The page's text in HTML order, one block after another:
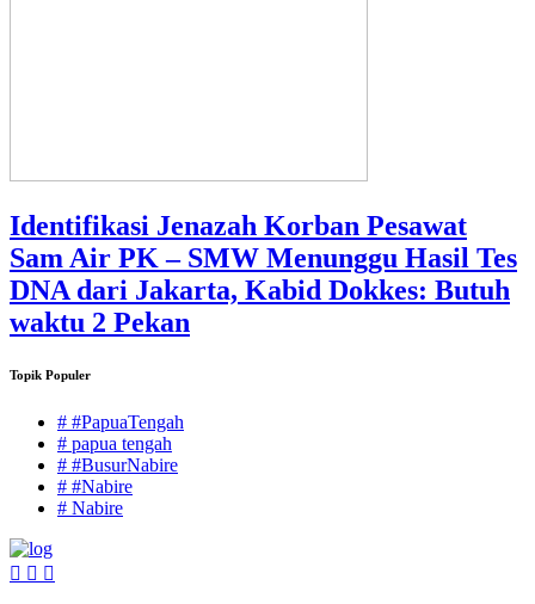
Identifikasi Jenazah Korban Pesawat
Sam Air PK – SMW Menunggu Hasil Tes
DNA dari Jakarta, Kabid Dokkes: Butuh
waktu 2 Pekan
Topik Populer
# #PapuaTengah
# papua tengah
# #BusurNabire
# #Nabire
# Nabire